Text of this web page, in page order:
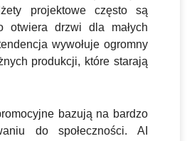
projektowe często są
otwiera drzwi dla małych
wywołuje ogromny
produkcji, które starają
bazują na bardzo
do społeczności. AI